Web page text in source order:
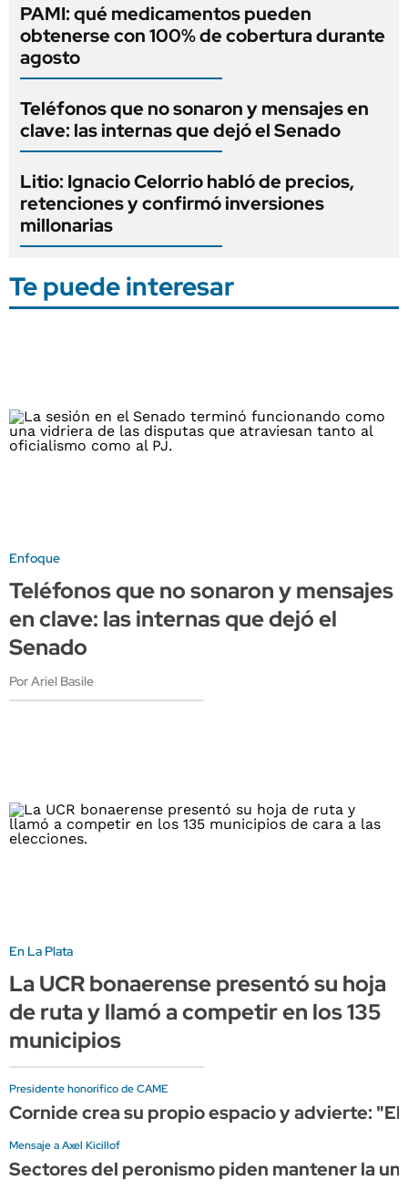
PAMI: qué medicamentos pueden
obtenerse con 100% de cobertura durante
agosto
Teléfonos que no sonaron y mensajes en
clave: las internas que dejó el Senado
Litio: Ignacio Celorrio habló de precios,
retenciones y confirmó inversiones
millonarias
Te puede interesar
Enfoque
Teléfonos que no sonaron y mensajes
en clave: las internas que dejó el
Senado
Por Ariel Basile
En La Plata
La UCR bonaerense presentó su hoja
de ruta y llamó a competir en los 135
municipios
Presidente honorífico de CAME
Cornide crea su propio espacio y advierte:
Mensaje a Axel Kicillof
Sectores del peronismo piden mantener la